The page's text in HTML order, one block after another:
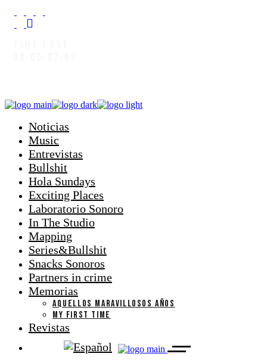
Noticias
Music
Entrevistas
Bullshit
Hola Sundays
Exciting Places
Laboratorio Sonoro
In The Studio
Mapping
Series&Bullshit
Snacks Sonoros
Partners in crime
Memorias
AQUELLOS MARAVILLOSOS AÑOS
MY FIRST TIME
Revistas